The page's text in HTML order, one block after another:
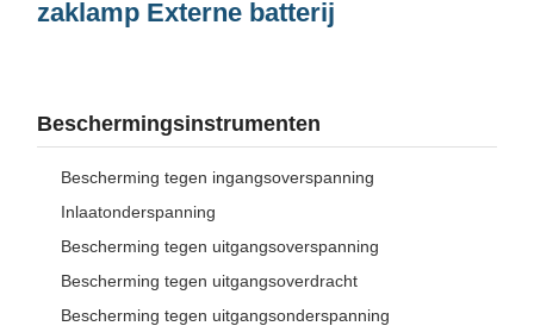
zaklamp Externe batterij
Beschermingsinstrumenten
Bescherming tegen ingangsoverspanning
Inlaatonderspanning
Bescherming tegen uitgangsoverspanning
Bescherming tegen uitgangsoverdracht
Bescherming tegen uitgangsonderspanning